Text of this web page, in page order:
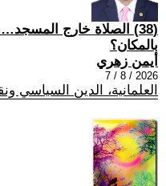
(38) الصلاة خارج
بالمكان؟
أيمن زهري
2026 / 8 / 7
العلمانية، الدين السياسي